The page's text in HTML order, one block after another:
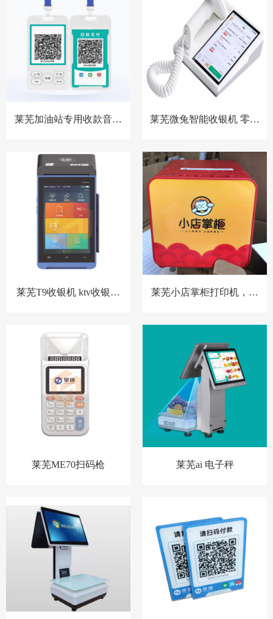
莱芜加油站专用收款音箱
莱芜微兔智能收银机 零售
莱芜T9收银机 ktv收银系
莱芜小店掌柜打印机，扫
莱芜ME70扫码枪 莱芜ai 电子秤